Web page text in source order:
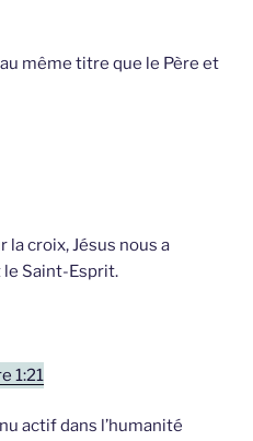
même titre que le Père et
la croix, Jésus nous a
le Saint-Esprit.
1:21
actif dans l’humanité